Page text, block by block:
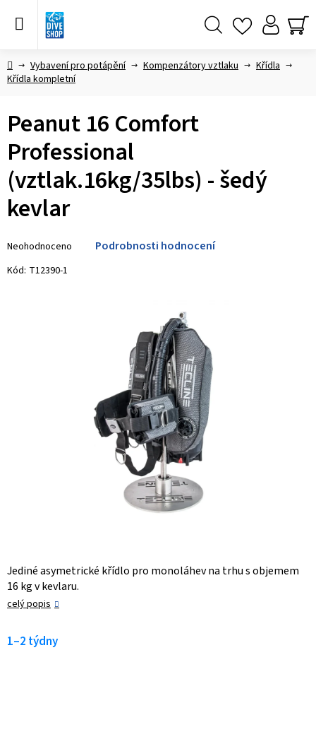
DomůVybavení pro potápění Kompenzátory vztlaku
Křídla
Křídla kompletní
Jediné asymetrické křídlo pro monoláhev na trhu s objemem
16 kg v kevlaru.
celý popis
1–2 týdny
Peanut 16 Comfort
Professional
(vztlak.16kg/35lbs) - šedý
kevlar
hodnocení
produktu
Neohodnoceno Podrobnosti hodnocení
Kód: T12390-1